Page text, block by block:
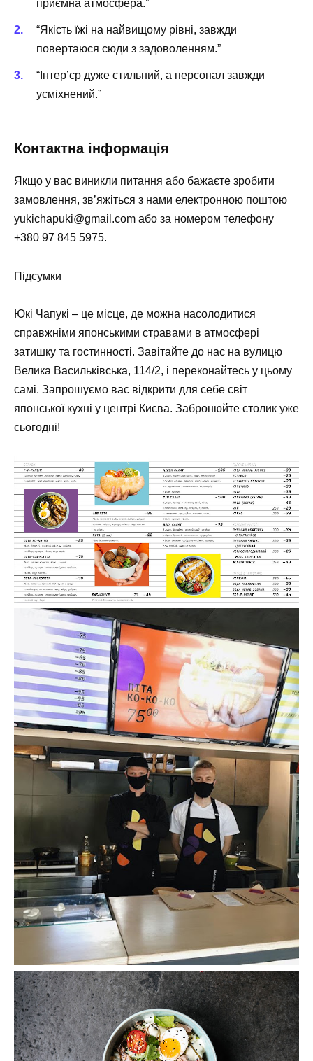
приємна атмосфера.”
“Якість їжі на найвищому рівні, завжди
повертаюся сюди з задоволенням.”
“Інтер’єр дуже стильний, а персонал завжди
усміхнений.”
Контактна інформація
Якщо у вас виникли питання або бажаєте зробити
замовлення, зв’яжіться з нами електронною поштою
yukichapuki@gmail.com або за номером телефону
+380 97 845 5975.
Підсумки
Юкі Чапукі – це місце, де можна насолодитися
справжніми японськими стравами в атмосфері
затишку та гостинності. Завітайте до нас на вулицю
Велика Васильківська, 114/2, і переконайтесь у цьому
самі. Запрошуємо вас відкрити для себе світ
японської кухні у центрі Києва. Забронюйте столик уже
сьогодні!